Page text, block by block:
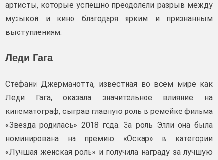
артисты, которые успешно преодолели разрыв между
музыкой и кино благодаря ярким и признанным
выступлениям.
Леди Гага
Стефани Джерманотта, известная во всём мире как
Леди Гага, оказала значительное влияние на
кинематограф, сыграв главную роль в ремейке фильма
«Звезда родилась» 2018 года. За роль Элли она была
номинирована на премию «Оскар» в категории
«Лучшая женская роль» и получила награду за лучшую